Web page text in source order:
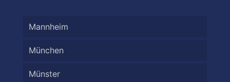
Mannheim
München
Münster